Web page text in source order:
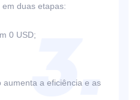
duas etapas:
0 USD;
aumenta a eficiência e as